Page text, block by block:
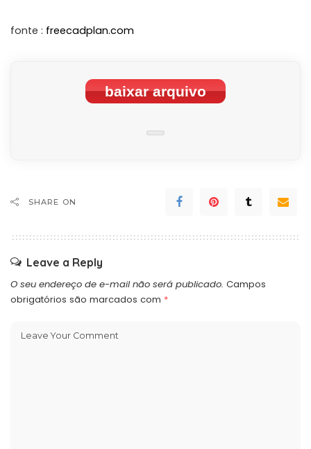
fonte : freecadplan.com
baixar arquivo
SHARE ON
Leave a Reply
O seu endereço de e-mail não será publicado. Campos
obrigatórios são marcados com *